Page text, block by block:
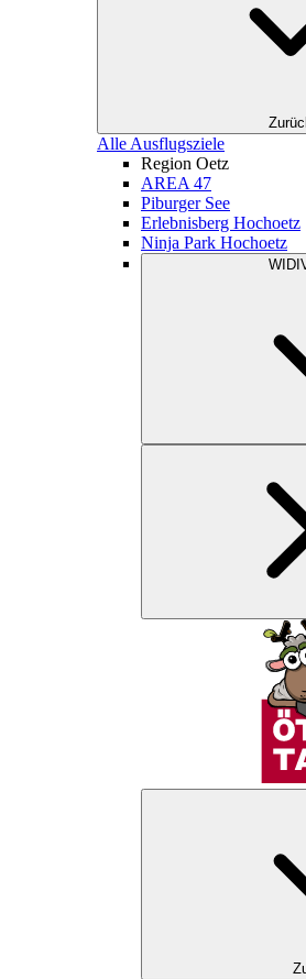
Alle Ausflugsziele
Region Oetz
AREA 47
Piburger See
Erlebnisberg Hochoetz
Ninja Park Hochoetz